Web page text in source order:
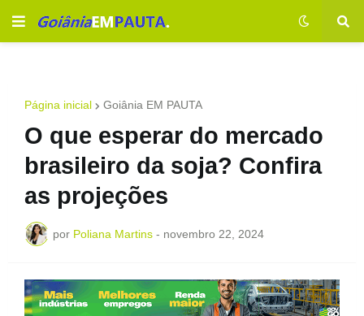
Página inicial Goiânia EM PAUTA
O que esperar do mercado
brasileiro da soja? Confira
as projeções
por Poliana Martins - novembro 22, 2024